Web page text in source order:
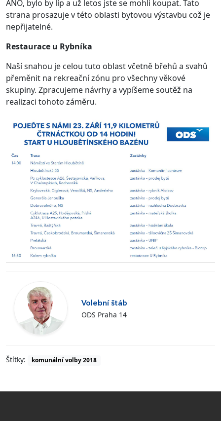
ANO, bylo by líp a už letos jste se mohli koupat. Tato
strana prosazuje v této oblasti bytovou výstavbu což je
nepřijatelné.
Restaurace u Rybníka
Naší snahou je celou tuto oblast včetně břehů a svahů
přeměnit na rekreační zónu pro všechny věkové
skupiny. Zpracujeme návrhy a vypíšeme soutěž na
realizaci tohoto záměru.
Volební štáb
ODS Praha 14
Štítky: komunální volby 2018